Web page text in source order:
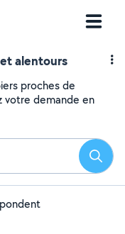
alentours
proches de
votre demande en